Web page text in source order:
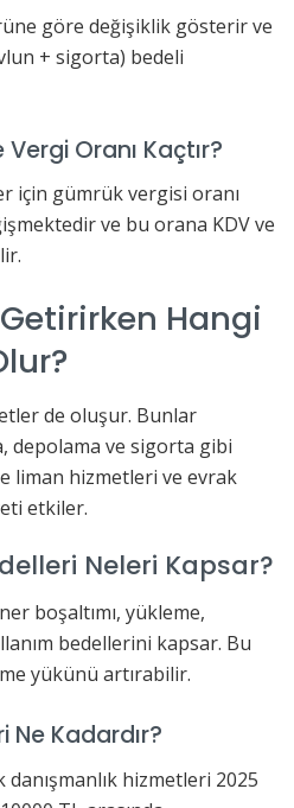
göre değişiklik gösterir ve
+ sigorta) bedeli
Oranı Kaçtır?
için gümrük vergisi oranı
ve bu orana KDV ve
Hangi
de oluşur. Bunlar
depolama ve sigorta gibi
liman hizmetleri ve evrak
etkiler.
Neleri Kapsar?
boşaltımı, yükleme,
bedellerini kapsar. Bu
yükünü artırabilir.
Ne Kadardır?
danışmanlık hizmetleri 2025